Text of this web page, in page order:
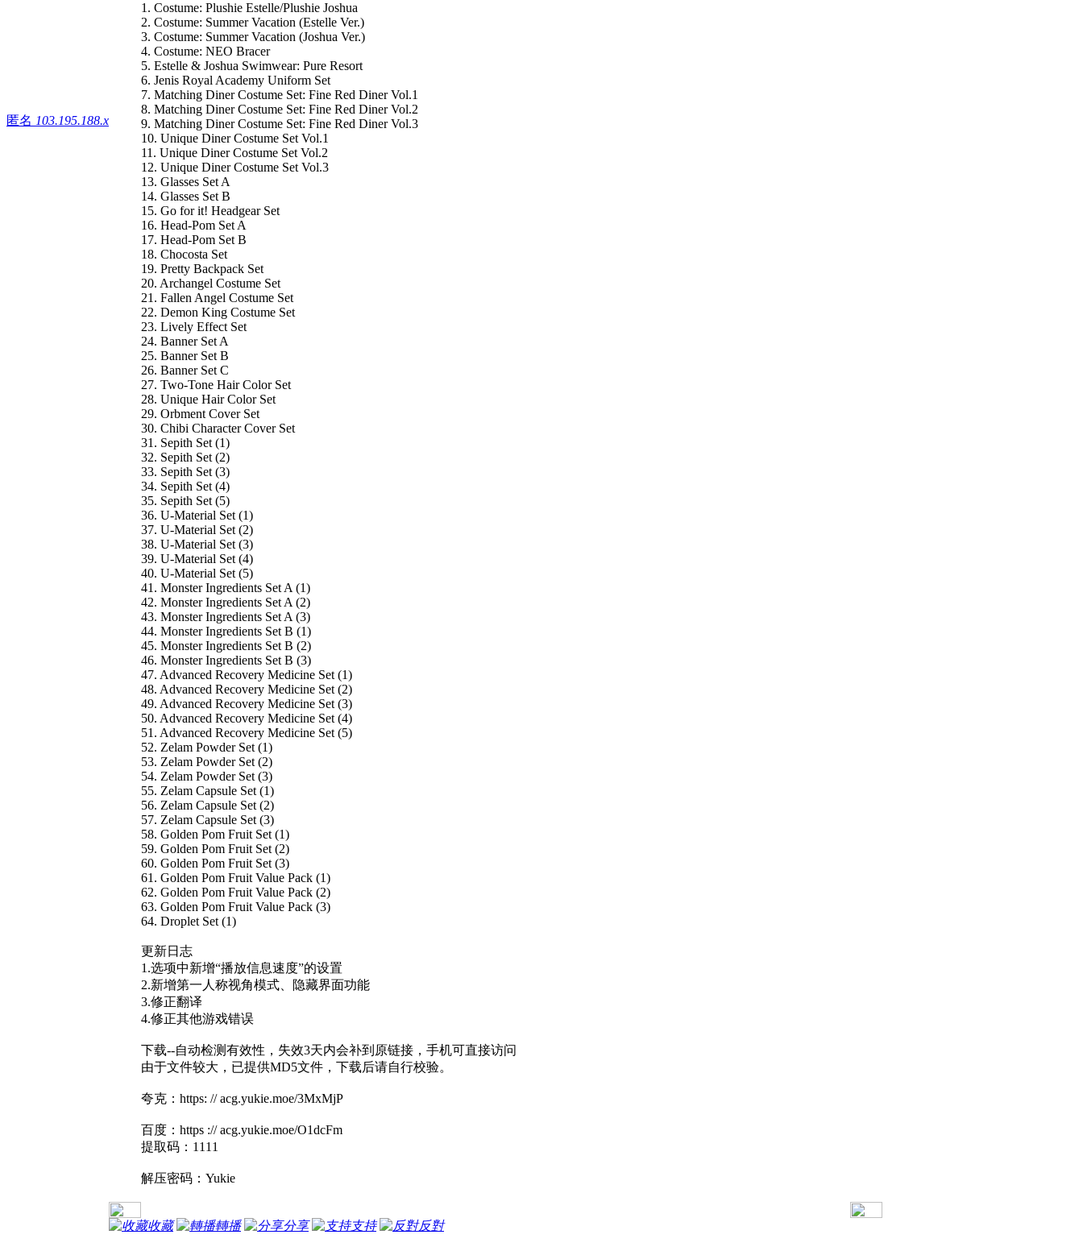
匿名 103.195.188.x
1. Costume: Plushie Estelle/Plushie Joshua
2. Costume: Summer Vacation (Estelle Ver.)
3. Costume: Summer Vacation (Joshua Ver.)
4. Costume: NEO Bracer
5. Estelle & Joshua Swimwear: Pure Resort
6. Jenis Royal Academy Uniform Set
7. Matching Diner Costume Set: Fine Red Diner Vol.1
8. Matching Diner Costume Set: Fine Red Diner Vol.2
9. Matching Diner Costume Set: Fine Red Diner Vol.3
10. Unique Diner Costume Set Vol.1
11. Unique Diner Costume Set Vol.2
12. Unique Diner Costume Set Vol.3
13. Glasses Set A
14. Glasses Set B
15. Go for it! Headgear Set
16. Head-Pom Set A
17. Head-Pom Set B
18. Chocosta Set
19. Pretty Backpack Set
20. Archangel Costume Set
21. Fallen Angel Costume Set
22. Demon King Costume Set
23. Lively Effect Set
24. Banner Set A
25. Banner Set B
26. Banner Set C
27. Two-Tone Hair Color Set
28. Unique Hair Color Set
29. Orbment Cover Set
30. Chibi Character Cover Set
31. Sepith Set (1)
32. Sepith Set (2)
33. Sepith Set (3)
34. Sepith Set (4)
35. Sepith Set (5)
36. U-Material Set (1)
37. U-Material Set (2)
38. U-Material Set (3)
39. U-Material Set (4)
40. U-Material Set (5)
41. Monster Ingredients Set A (1)
42. Monster Ingredients Set A (2)
43. Monster Ingredients Set A (3)
44. Monster Ingredients Set B (1)
45. Monster Ingredients Set B (2)
46. Monster Ingredients Set B (3)
47. Advanced Recovery Medicine Set (1)
48. Advanced Recovery Medicine Set (2)
49. Advanced Recovery Medicine Set (3)
50. Advanced Recovery Medicine Set (4)
51. Advanced Recovery Medicine Set (5)
52. Zelam Powder Set (1)
53. Zelam Powder Set (2)
54. Zelam Powder Set (3)
55. Zelam Capsule Set (1)
56. Zelam Capsule Set (2)
57. Zelam Capsule Set (3)
58. Golden Pom Fruit Set (1)
59. Golden Pom Fruit Set (2)
60. Golden Pom Fruit Set (3)
61. Golden Pom Fruit Value Pack (1)
62. Golden Pom Fruit Value Pack (2)
63. Golden Pom Fruit Value Pack (3)
64. Droplet Set (1)
更新日志
1.选项中新增“播放信息速度”的设置
2.新增第一人称视角模式、隐藏界面功能
3.修正翻译
4.修正其他游戏错误
下载--自动检测有效性，失效3天内会补到原链接，手机可直接访问
由于文件较大，已提供MD5文件，下载后请自行校验。
夸克：https: // acg.yukie.moe/3MxMjP
百度：https :// acg.yukie.moe/O1dcFm
提取码：1111
解压密码：Yukie
收藏 轉播 分享 支持 反對